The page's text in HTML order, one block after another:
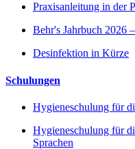
Praxisanleitung in der
Behr's Jahrbuch 2026
Desinfektion in Kürze
Schulungen
Hygieneschulung für
Hygieneschulung für
Sprachen